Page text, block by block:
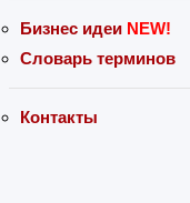
Бизнес идеи NEW!
Словарь терминов
Контакты